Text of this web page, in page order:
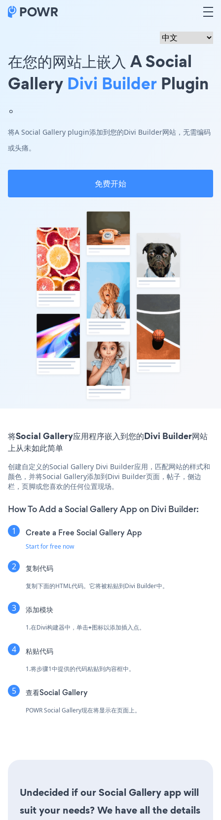
在您的网站上嵌入 A Social
Gallery Divi Builder Plugin
。
将A Social Gallery plugin添加到您的Divi Builder网站，无需编码
或头痛。
免费开始
将Social Gallery应用程序嵌入到您的Divi Builder网站
上从未如此简单
创建自定义的Social Gallery Divi Builder应用，匹配网站的样式和
颜色，并将Social Gallery添加到Divi Builder页面，帖子，侧边
栏，页脚或您喜欢的任何位置现场。
How To Add a Social Gallery App on Divi Builder:
Create a Free Social Gallery App
Start for free now
复制代码
复制下面的HTML代码。它将被粘贴到Divi Builder中。
添加模块
1.在Divi构建器中，单击+图标以添加插入点。
粘贴代码
1.将步骤1中提供的代码粘贴到内容框中。
查看Social Gallery
POWR Social Gallery现在将显示在页面上。
Undecided if our Social Gallery app will
suit your needs? We have all the details